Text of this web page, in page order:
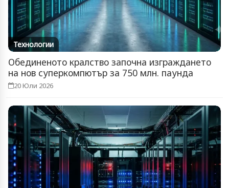
Технологии
Обединеното кралство започна изграждането
на нов суперкомпютър за 750 млн. паунда
20 Юли 2026